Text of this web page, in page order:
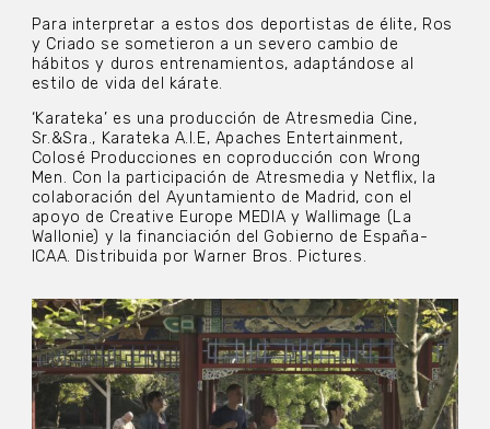
Para interpretar a estos dos deportistas de élite, Ros
y Criado se sometieron a un severo cambio de
hábitos y duros entrenamientos, adaptándose al
estilo de vida del kárate.
‘Karateka’ es una producción de Atresmedia Cine,
Sr.&Sra., Karateka A.I.E, Apaches Entertainment,
Colosé Producciones en coproducción con Wrong
Men. Con la participación de Atresmedia y Netflix, la
colaboración del Ayuntamiento de Madrid, con el
apoyo de Creative Europe MEDIA y Wallimage (La
Wallonie) y la financiación del Gobierno de España-
ICAA. Distribuida por Warner Bros. Pictures.